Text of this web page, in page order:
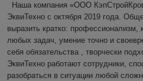
Наша компания «ООО
ЭквиТехно с октября 2019 года.
выразить кратко:
любых задач, умение точно и
себя обязательства , творчески
ЭквиТехно работают сотрудники,
разобраться в ситуации любой